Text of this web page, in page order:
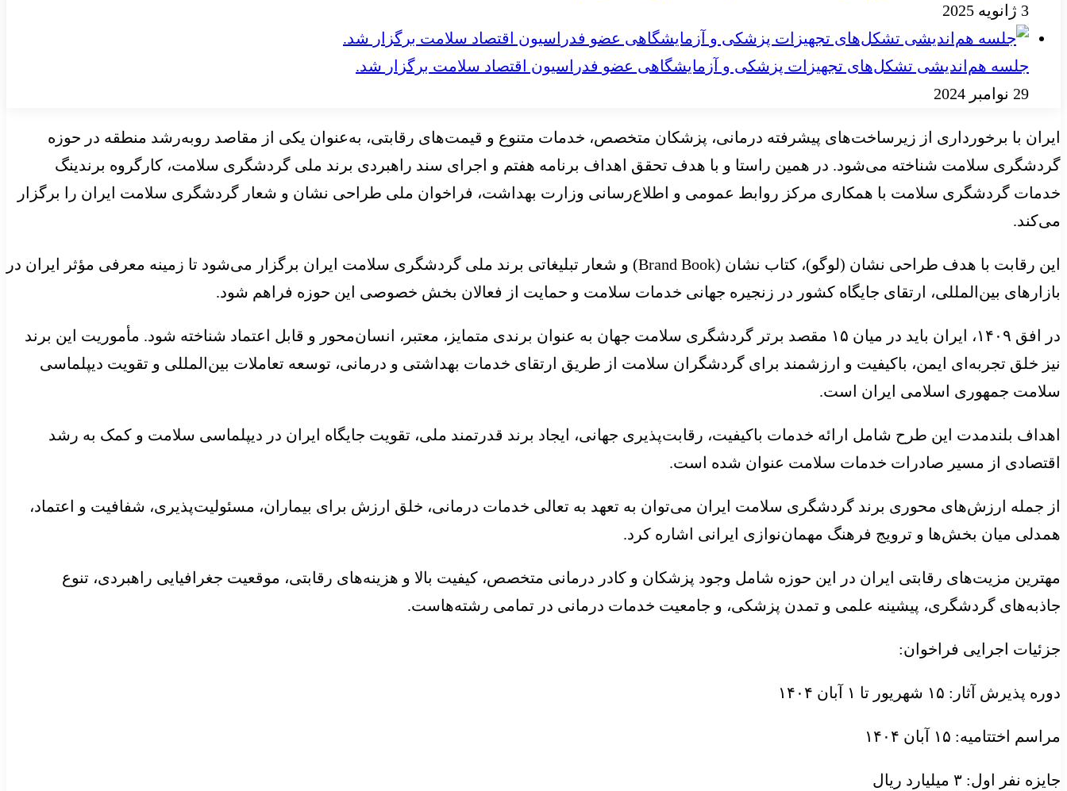
3 ژانویه 2025
جلسه هم‌اندیشی تشکل‌های تجهیزات پزشکی و آزمایشگاهی عضو فدراسیون اقتصاد سلامت برگزار شد.
29 نوامبر 2024
ایران با برخورداری از زیرساخت‌های پیشرفته درمانی، پزشکان متخصص، خدمات متنوع و قیمت‌های رقابتی، به‌عنوان یکی از مقاصد روبه‌رشد منطقه در حوزه
گردشگری سلامت شناخته می‌شود. در همین راستا و با هدف تحقق اهداف برنامه هفتم و اجرای سند راهبردی برند ملی گردشگری سلامت، کارگروه برندینگ
خدمات گردشگری سلامت با همکاری مرکز روابط عمومی و اطلاع‌رسانی وزارت بهداشت، فراخوان ملی طراحی نشان و شعار گردشگری سلامت ایران را برگزار
می‌کند.
این رقابت با هدف طراحی نشان (لوگو)، کتاب نشان (Brand Book) و شعار تبلیغاتی برند ملی گردشگری سلامت ایران برگزار می‌شود تا زمینه معرفی مؤثر ایران در
بازارهای بین‌المللی، ارتقای جایگاه کشور در زنجیره جهانی خدمات سلامت و حمایت از فعالان بخش خصوصی این حوزه فراهم شود.
در افق ۱۴۰۹، ایران باید در میان ۱۵ مقصد برتر گردشگری سلامت جهان به عنوان برندی متمایز، معتبر، انسان‌محور و قابل اعتماد شناخته شود. مأموریت این برند
نیز خلق تجربه‌ای ایمن، باکیفیت و ارزشمند برای گردشگران سلامت از طریق ارتقای خدمات بهداشتی و درمانی، توسعه تعاملات بین‌المللی و تقویت دیپلماسی
سلامت جمهوری اسلامی ایران است.
اهداف بلندمدت این طرح شامل ارائه خدمات باکیفیت، رقابت‌پذیری جهانی، ایجاد برند قدرتمند ملی، تقویت جایگاه ایران در دیپلماسی سلامت و کمک به رشد
اقتصادی از مسیر صادرات خدمات سلامت عنوان شده است.
از جمله ارزش‌های محوری برند گردشگری سلامت ایران می‌توان به تعهد به تعالی خدمات درمانی، خلق ارزش برای بیماران، مسئولیت‌پذیری، شفافیت و اعتماد،
همدلی میان بخش‌ها و ترویج فرهنگ مهمان‌نوازی ایرانی اشاره کرد.
مهترین مزیت‌های رقابتی ایران در این حوزه شامل وجود پزشکان و کادر درمانی متخصص، کیفیت بالا و هزینه‌های رقابتی، موقعیت جغرافیایی راهبردی، تنوع
جاذبه‌های گردشگری، پیشینه علمی و تمدن پزشکی، و جامعیت خدمات درمانی در تمامی رشته‌هاست.
جزئیات اجرایی فراخوان:
دوره پذیرش آثار: ۱۵ شهریور تا ۱ آبان ۱۴۰۴
مراسم اختتامیه: ۱۵ آبان ۱۴۰۴
جایزه نفر اول: ۳ میلیارد ریال